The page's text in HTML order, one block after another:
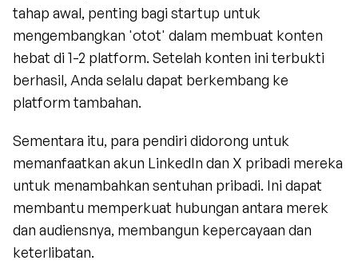
tahap awal, penting bagi startup untuk
mengembangkan 'otot' dalam membuat konten
hebat di 1-2 platform. Setelah konten ini terbukti
berhasil, Anda selalu dapat berkembang ke
platform tambahan.
Sementara itu, para pendiri didorong untuk
memanfaatkan akun LinkedIn dan X pribadi mereka
untuk menambahkan sentuhan pribadi. Ini dapat
membantu memperkuat hubungan antara merek
dan audiensnya, membangun kepercayaan dan
keterlibatan.